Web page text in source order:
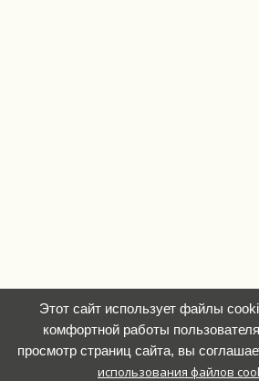
Этот сайт использует файлы
комфортной работы
просмотр страниц сайта, вы
использования файлов